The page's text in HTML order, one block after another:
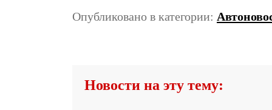
Опубликовано в категории:
Новости на эту тему: